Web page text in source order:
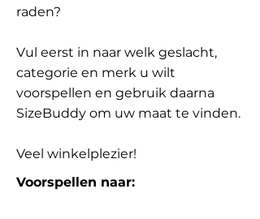
raden?
Vul eerst in naar welk geslacht,
categorie en merk u wilt
voorspellen en gebruik daarna
SizeBuddy om uw maat te vinden.
Veel winkelplezier!
Voorspellen naar: